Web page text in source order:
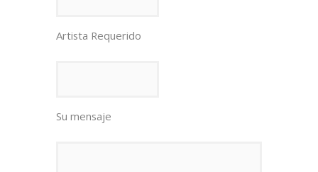
Artista Requerido
Su mensaje